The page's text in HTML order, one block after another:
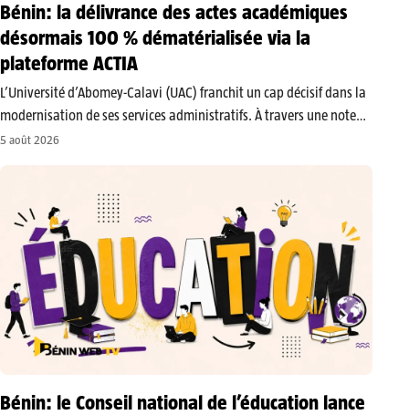
Bénin: la délivrance des actes académiques
désormais 100 % dématérialisée via la
plateforme ACTIA
​L’Université d’Abomey-Calavi (UAC) franchit un cap décisif dans la
modernisation de ses services administratifs. À travers une note
d’information publiée le vendredi 31 juillet 2026, le vice-recteur
5 août 2026
Bénin: le Conseil national de l’éducation lance